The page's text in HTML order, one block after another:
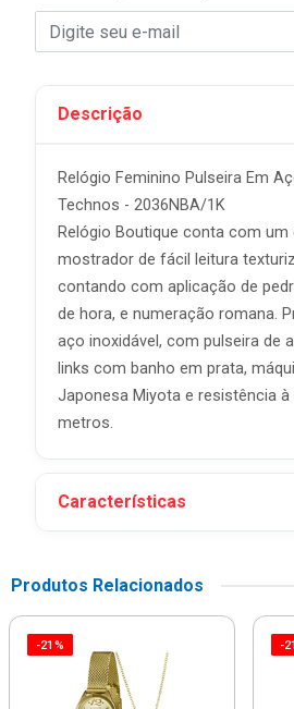
Descrição
Relógio Feminino Pulseira Em
Technos - 2036NBA/1K
Relógio Boutique conta com
mostrador de fácil leitura
contando com aplicação de
de hora, e numeração romana.
aço inoxidável, com pulseira de
links com banho em prata,
Japonesa Miyota e resistência à
metros.
Características
Produtos Relacionados
-21% -